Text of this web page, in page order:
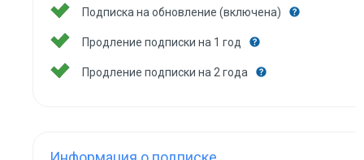
Подписка на обновление (включена)
Продление подписки на 1 год
Продление подписки на 2 года